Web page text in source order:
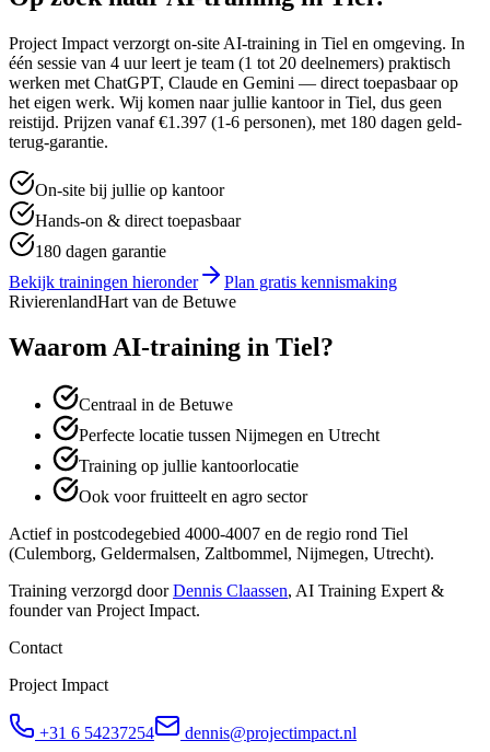
Project Impact verzorgt on-site AI-training in Tiel en omgeving. In
één sessie van 4 uur leert je team (1 tot 20 deelnemers) praktisch
werken met ChatGPT, Claude en Gemini — direct toepasbaar op
het eigen werk. Wij komen naar jullie kantoor in Tiel, dus geen
reistijd. Prijzen vanaf €1.397 (1-6 personen), met 180 dagen geld-
terug-garantie.
On-site bij jullie op kantoor
Hands-on & direct toepasbaar
180 dagen garantie
Bekijk trainingen hieronder
Plan gratis kennismaking
RivierenlandHart van de Betuwe
Waarom AI-training in Tiel?
Centraal in de Betuwe
Perfecte locatie tussen Nijmegen en Utrecht
Training op jullie kantoorlocatie
Ook voor fruitteelt en agro sector
Actief in postcodegebied 4000-4007 en de regio rond Tiel
(Culemborg, Geldermalsen, Zaltbommel, Nijmegen, Utrecht).
Training verzorgd door Dennis Claassen, AI Training Expert &
founder van Project Impact.
Contact
Project Impact
+31 6 54237254 dennis@projectimpact.nl